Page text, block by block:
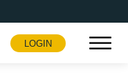
LOGIN